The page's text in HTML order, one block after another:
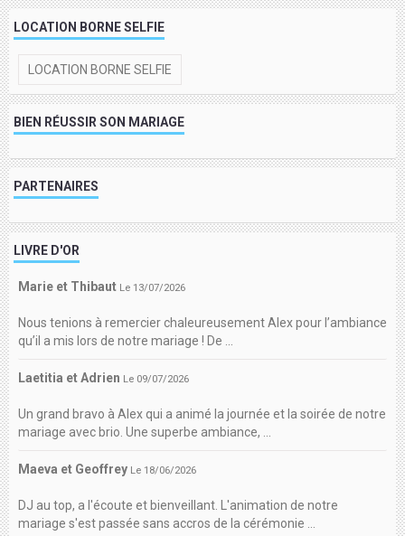
LOCATION BORNE SELFIE
LOCATION BORNE SELFIE
BIEN RÉUSSIR SON MARIAGE
PARTENAIRES
LIVRE D'OR
Marie et Thibaut Le 13/07/2026
Nous tenions à remercier chaleureusement Alex pour l’ambiance
qu’il a mis lors de notre mariage ! De ...
Laetitia et Adrien Le 09/07/2026
Un grand bravo à Alex qui a animé la journée et la soirée de notre
mariage avec brio. Une superbe ambiance, ...
Maeva et Geoffrey Le 18/06/2026
DJ au top, a l'écoute et bienveillant. L'animation de notre
mariage s'est passée sans accros de la cérémonie ...